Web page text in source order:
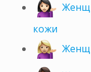
кожи